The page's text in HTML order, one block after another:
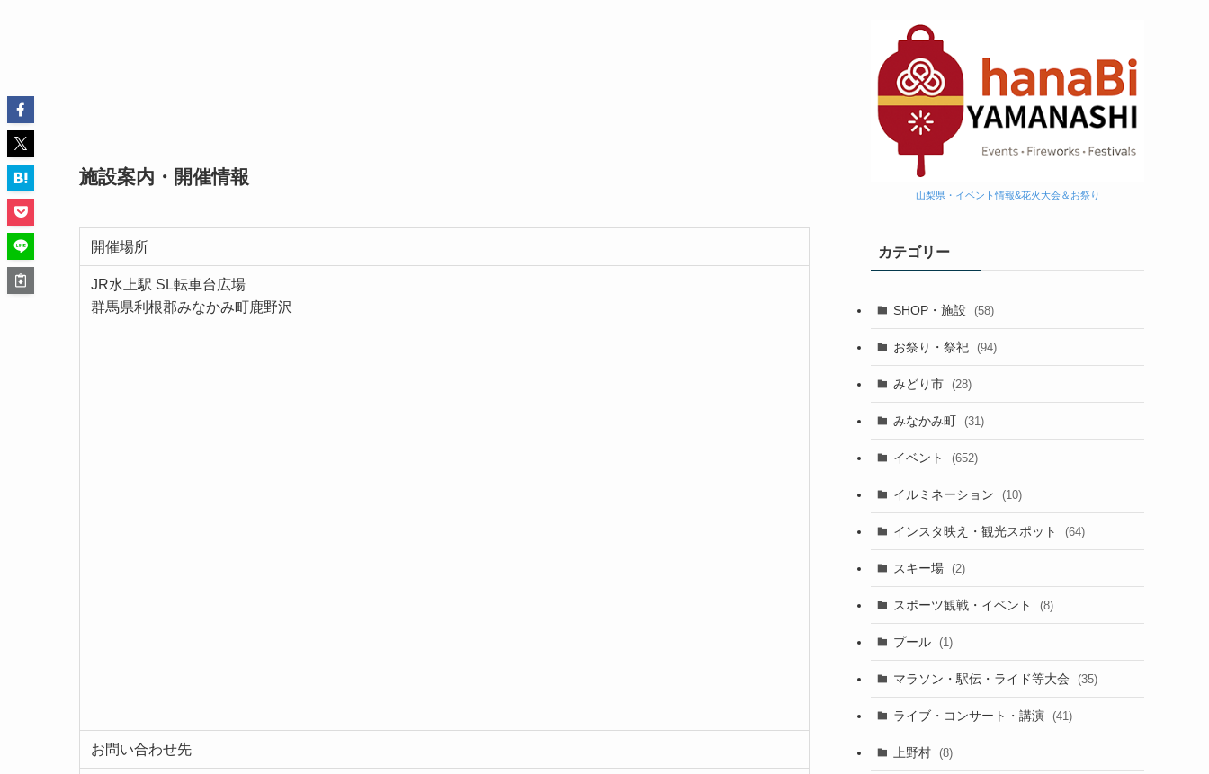
施設案内・開催情報
開催場所
JR水上駅 SL転車台広場
群馬県利根郡みなかみ町鹿野沢
お問い合わせ先
山梨県・イベント情報&花火大会＆お祭り
カテゴリー
SHOP・施設 (58)
お祭り・祭祀 (94)
みどり市 (28)
みなかみ町 (31)
イベント (652)
イルミネーション (10)
インスタ映え・観光スポット (64)
スキー場 (2)
スポーツ観戦・イベント (8)
プール (1)
マラソン・駅伝・ライド等大会 (35)
ライブ・コンサート・講演 (41)
上野村 (8)